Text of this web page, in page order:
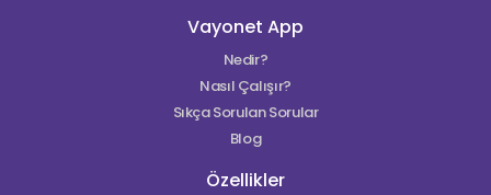
Vayonet App
Nedir?
Nasıl Çalışır?
Sıkça Sorulan Sorular
Blog
Özellikler